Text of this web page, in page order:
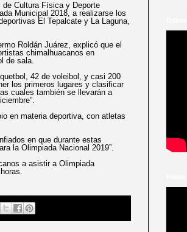
Cultura Física y Deporte
Municipal 2018, a realizarse los
El Tepalcate y La Laguna,
Roldán Juárez, explicó que el
chimalhuacanos en
de sala.
42 de voleibol, y casi 200
los primeros lugares y clasificar
cuales también se llevarán a
en materia deportiva, con atletas
en que durante estas
la Olimpiada Nacional 2019”.
a asistir a Olimpiada